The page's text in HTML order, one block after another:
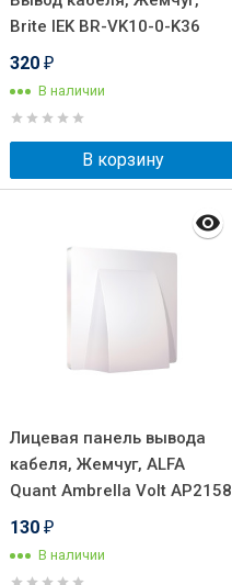
Brite IEK BR-VK10-0-K36
320 ₽
В наличии
В корзину
Лицевая панель вывода
кабеля, Жемчуг, ALFA
Quant Ambrella Volt AP2158
130 ₽
В наличии